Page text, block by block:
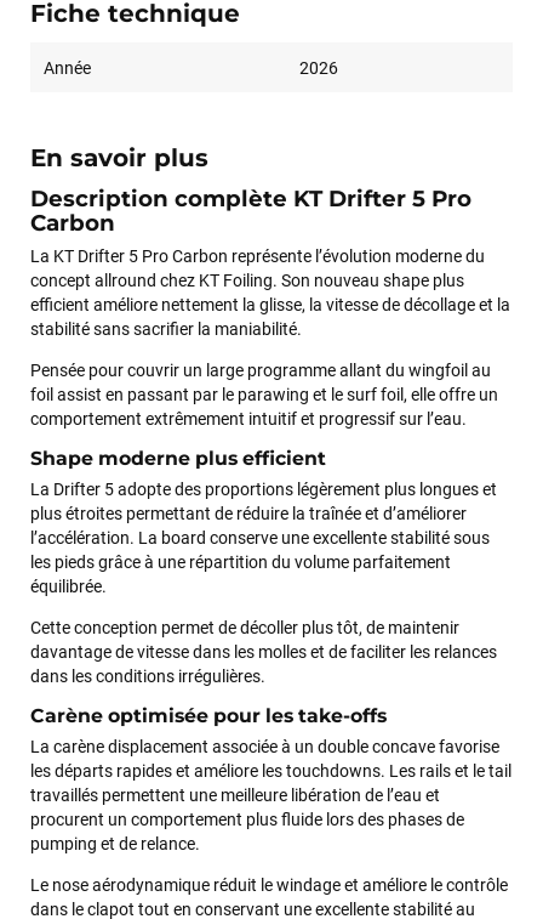
Fiche technique
Année 2026
En savoir plus
Description complète KT Drifter 5 Pro
Carbon
La KT Drifter 5 Pro Carbon représente l’évolution moderne du
concept allround chez KT Foiling. Son nouveau shape plus
efficient améliore nettement la glisse, la vitesse de décollage et la
stabilité sans sacrifier la maniabilité.
Pensée pour couvrir un large programme allant du wingfoil au
foil assist en passant par le parawing et le surf foil, elle offre un
comportement extrêmement intuitif et progressif sur l’eau.
Shape moderne plus efficient
La Drifter 5 adopte des proportions légèrement plus longues et
plus étroites permettant de réduire la traînée et d’améliorer
l’accélération. La board conserve une excellente stabilité sous
les pieds grâce à une répartition du volume parfaitement
équilibrée.
Cette conception permet de décoller plus tôt, de maintenir
davantage de vitesse dans les molles et de faciliter les relances
dans les conditions irrégulières.
Carène optimisée pour les take-offs
La carène displacement associée à un double concave favorise
les départs rapides et améliore les touchdowns. Les rails et le tail
travaillés permettent une meilleure libération de l’eau et
procurent un comportement plus fluide lors des phases de
pumping et de relance.
Le nose aérodynamique réduit le windage et améliore le contrôle
dans le clapot tout en conservant une excellente stabilité au